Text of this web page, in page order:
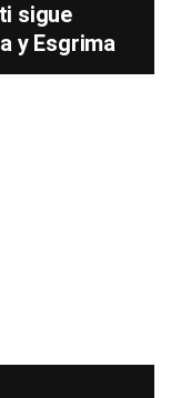
sigue
y Esgrima